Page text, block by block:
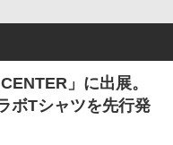
」に出展。
ボTシャツを先行発